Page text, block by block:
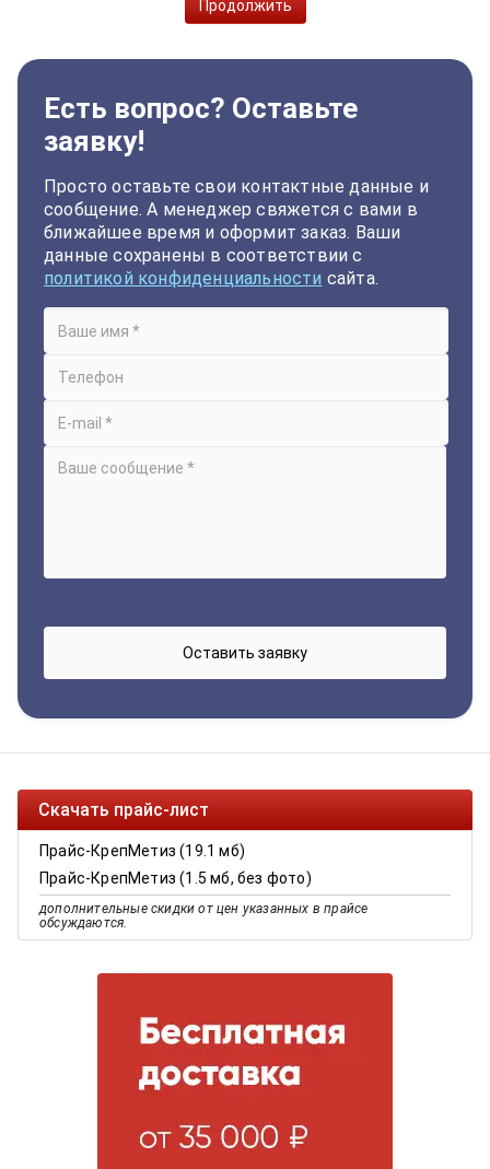
Продолжить
Есть вопрос? Оставьте
заявку!
Просто оставьте свои контактные данные и
сообщение. А менеджер свяжется с вами в
ближайшее время и оформит заказ. Ваши
данные сохранены в соответствии с
политикой конфиденциальности сайта.
Скачать прайс-лист
Прайс-КрепМетиз (19.1 мб)
Прайс-КрепМетиз (1.5 мб, без фото)
дополнительные скидки от цен указанных в прайсе
обсуждаются.